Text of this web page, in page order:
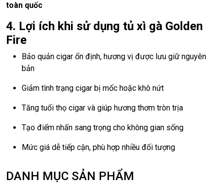
toàn quốc
4. Lợi ích khi sử dụng tủ xì gà Golden
Fire
Bảo quản cigar ổn định, hương vị được lưu giữ nguyên
bản
Giảm tình trạng cigar bị mốc hoặc khô nứt
Tăng tuổi thọ cigar và giúp hương thơm tròn trịa
Tạo điểm nhấn sang trọng cho không gian sống
Mức giá dễ tiếp cận, phù hợp nhiều đối tượng
DANH MỤC SẢN PHẨM